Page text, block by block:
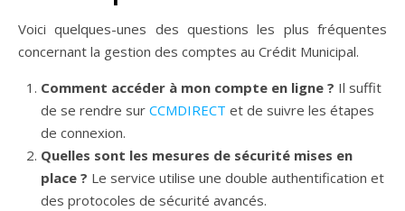
Voici quelques-unes des questions les plus fréquentes
concernant la gestion des comptes au Crédit Municipal.
Comment accéder à mon compte en ligne ? Il suffit
de se rendre sur CCMDIRECT et de suivre les étapes
de connexion.
Quelles sont les mesures de sécurité mises en
place ? Le service utilise une double authentification et
des protocoles de sécurité avancés.